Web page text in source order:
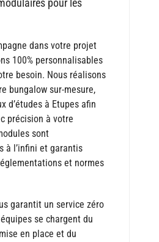
pour les
dans votre projet
100% personnalisables
besoin. Nous réalisons
bungalow sur-mesure,
d’études à Etupes afin
précision à votre
sont
à l’infini et garantis
et normes
garantit un service zéro
se chargent du
en place et du